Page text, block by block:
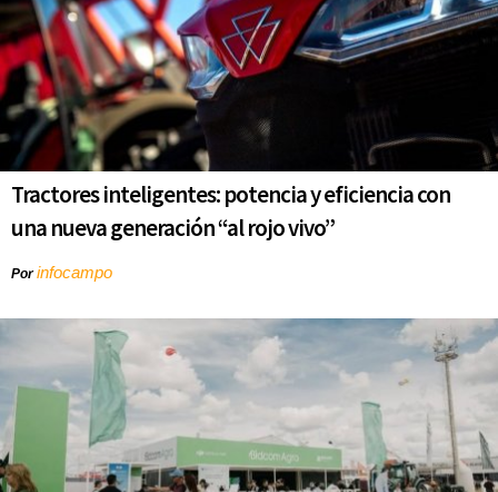
Tractores inteligentes: potencia y eficiencia con
una nueva generación “al rojo vivo”
Porinfocampo